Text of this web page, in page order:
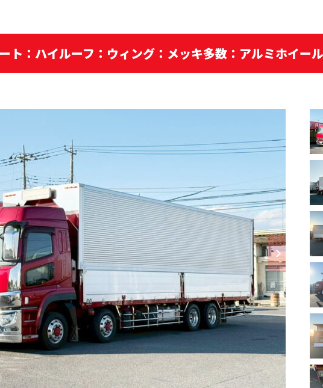
ト：ハイルーフ：ウィング：メッキ多数：アルミホイー